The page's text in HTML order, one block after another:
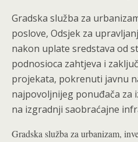
Gradska služba za
poslove, Odsjek za
nakon uplate sredstava od
podnosioca zahtjeva i
projekata, pokrenuti javnu
najpovoljnijeg ponuđača za
na izgradnji saobraćajne
Gradska služba za urbanizam,